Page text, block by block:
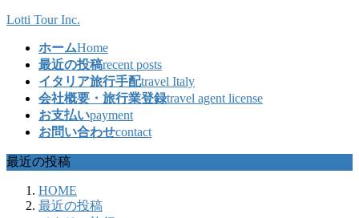
コ
ッ
プ
ナ
移
動
Lotti Tour Inc.
ホームHome
最近の投稿recent posts
イタリア旅行手配travel Italy
会社概要・旅行業登録travel agent license
お支払いpayment
お問い合わせcontact
最近の投稿
HOME
最近の投稿